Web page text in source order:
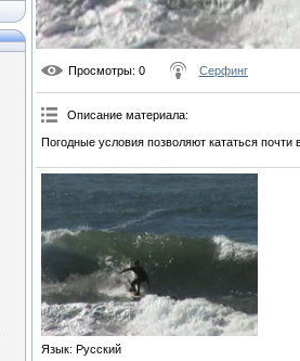
Просмотры: 0 Серфинг
Описание материала:
Погодные условия позволяют кататься почти
Язык: Русский